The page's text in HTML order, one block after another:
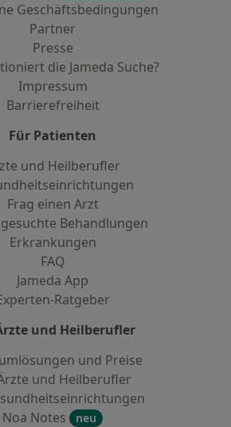
Geschäftsbedingungen
Partner
Presse
die Jameda Suche?
Impressum
Barrierefreiheit
Für Patienten
und Heilberufler
Frag einen Arzt
Behandlungen
Erkrankungen
FAQ
Jameda App
Ratgeber
und Heilberufler
und Preise
und Heilberufler
Noa Notes
neu